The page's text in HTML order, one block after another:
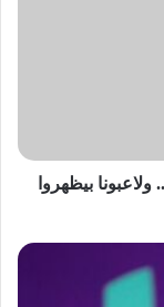
بيظهروا